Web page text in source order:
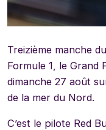
Treizième manche
Formule 1, le Grand
dimanche 27 août
de la mer du Nord.
C’est le pilote Red